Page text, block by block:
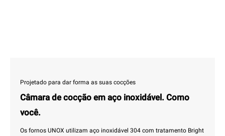
Projetado para dar forma as suas cocções
Câmara de cocção em aço inoxidável. Como
você.
Os fornos UNOX utilizam aço inoxidável 304 com tratamento Bright